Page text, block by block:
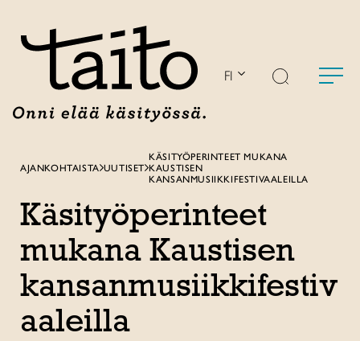
FI
AJANKOHTAISTA UUTISET
KÄSITYÖPERINTEET MUKANA
KAUSTISEN
KANSANMUSIIKKIFESTIVAALEILLA
Käsityöperinteet
mukana Kaustisen
kansanmusiikkifestiv
aaleilla